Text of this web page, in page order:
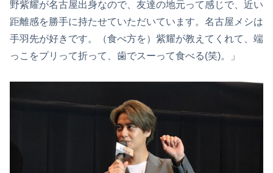
野紫耀が名古屋出身なので、友達の地元って感じで、近い
距離感を勝手に持たせていただいています。名古屋メシは
手羽先が好きです。（食べ方を）紫耀が教えてくれて、端
っこをプリって折って、歯でスーって食べる(笑)。」